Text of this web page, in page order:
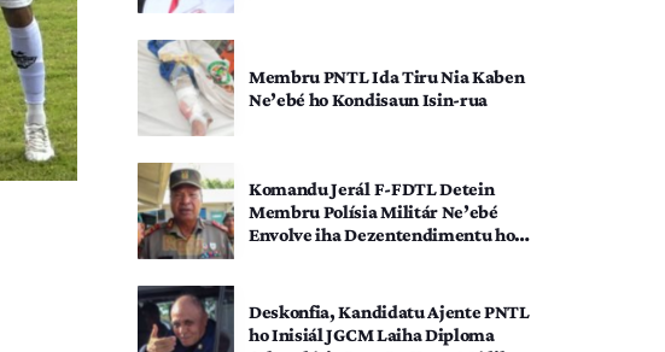
Membru PNTL Ida Tiru Nia Kaben
Ne’ebé ho Kondisaun Isin-rua
Komandu Jerál F-FDTL Detein
Membru Polísia Militár Ne’ebé
Envolve iha Dezentendimentu ho
Deskonfia, Kandidatu Ajente PNTL
ho Inisiál JGCM Laiha Diploma